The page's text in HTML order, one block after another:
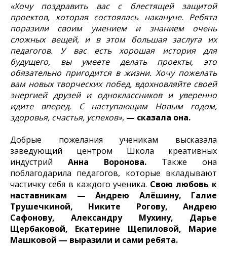
«Хочу поздравить вас с блестящей защитой
проектов, которая состоялась накануне. Ребята
поразили своим умением и знанием очень
сложных вещей, и в этом большая заслуга их
педагогов. У вас есть хорошая история для
будущего, вы умеете делать проекты, это
обязательно пригодится в жизни. Хочу пожелать
вам новых творческих побед, вдохновляйте своей
энергией друзей и одноклассников и уверенно
идите вперед. С наступающим Новым годом,
здоровья, счастья, успехов», — сказала она.
Добрые пожелания ученикам высказала
заведующий центром Школа креативных
индустрий Анна Воронова. Также она
поблагодарила педагогов, которые вкладывают
частичку себя в каждого ученика. Свою любовь к
наставникам — Андрею Алёшину, Галие
Трушечкиной, Никите Рогову, Андрею
Сафонову, Александру Мухину, Дарье
Щербаковой, Екатерине Щепиловой, Марие
Машковой — выразили и сами ребята.